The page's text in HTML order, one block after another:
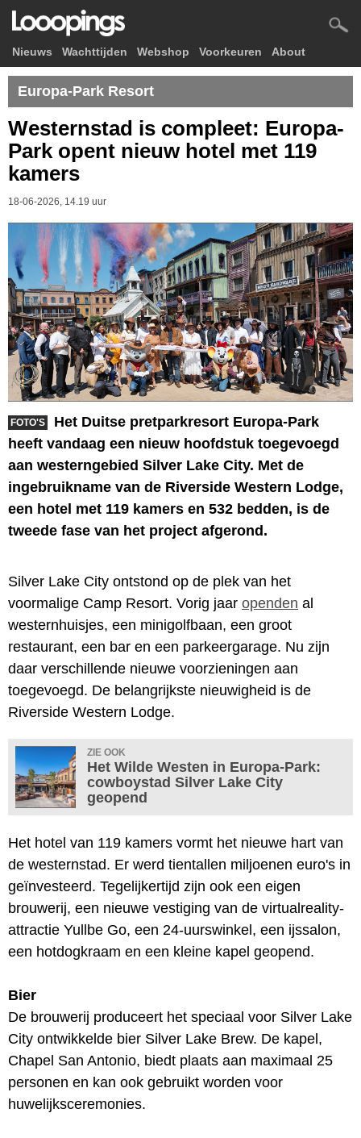
Nieuws Wachttijden Webshop Voorkeuren About
Europa-Park Resort
Westernstad is compleet: Europa-
Park opent nieuw hotel met 119
kamers
18-06-2026, 14.19 uur
FOTO'S
Het Duitse pretparkresort Europa-Park
heeft vandaag een nieuw hoofdstuk toegevoegd
aan westerngebied Silver Lake City. Met de
ingebruikname van de Riverside Western Lodge,
een hotel met 119 kamers en 532 bedden, is de
tweede fase van het project afgerond.
Silver Lake City ontstond op de plek van het
voormalige Camp Resort. Vorig jaar openden al
westernhuisjes, een minigolfbaan, een groot
restaurant, een bar en een parkeergarage. Nu zijn
daar verschillende nieuwe voorzieningen aan
toegevoegd. De belangrijkste nieuwigheid is de
Riverside Western Lodge.
ZIE OOK
Het Wilde Westen in Europa-Park:
cowboystad Silver Lake City
geopend
Het hotel van 119 kamers vormt het nieuwe hart van
de westernstad. Er werd tientallen miljoenen euro's in
geïnvesteerd. Tegelijkertijd zijn ook een eigen
brouwerij, een nieuwe vestiging van de virtualreality-
attractie Yullbe Go, een 24-uurswinkel, een ijssalon,
een hotdogkraam en een kleine kapel geopend.
Bier
De brouwerij produceert het speciaal voor Silver Lake
City ontwikkelde bier Silver Lake Brew. De kapel,
Chapel San Antonio, biedt plaats aan maximaal 25
personen en kan ook gebruikt worden voor
huwelijksceremonies.